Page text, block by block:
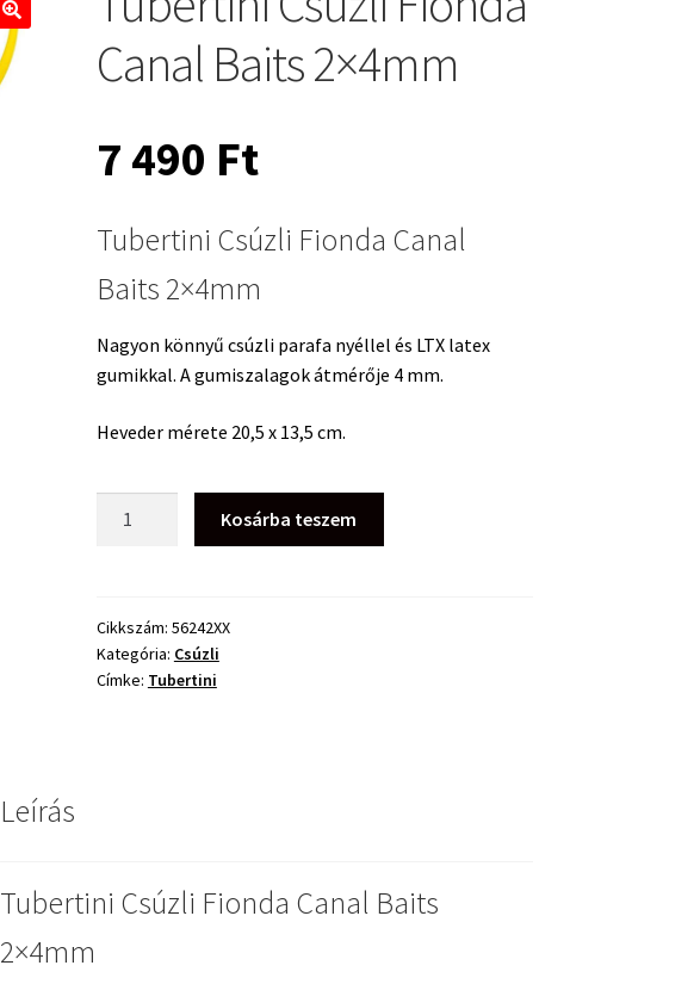
🔍
Canal Baits 2×4mm
7 490 Ft
Tubertini Csúzli Fionda Canal
Baits 2×4mm
Nagyon könnyű csúzli parafa nyéllel és LTX latex
gumikkal. A gumiszalagok átmérője 4 mm.
Heveder mérete 20,5 x 13,5 cm.
Baits
2×4mm
mennyiség
Kosárba teszem
Cikkszám: 56242XX
Kategória: Csúzli
Címke: Tubertini
Leírás
Tubertini Csúzli Fionda Canal Baits
2×4mm